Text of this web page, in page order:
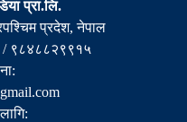
प्रा.लि.
प्रदेश, नेपाल
/ ९८४८८२९९१५